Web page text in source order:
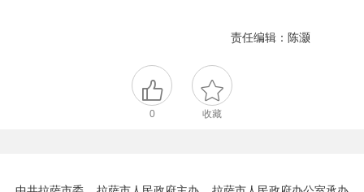
责任编辑：陈灏
0 收藏